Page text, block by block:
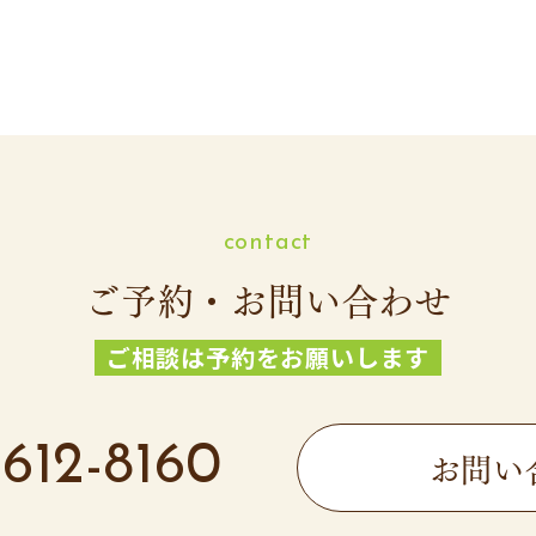
contact
ご予約・お問い合わせ
ご相談は予約をお願いします
8160 お問